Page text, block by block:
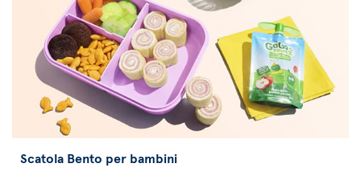
Scatola Bento per bambini